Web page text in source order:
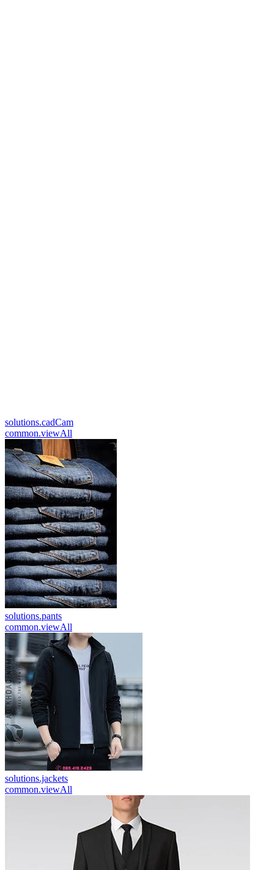
solutions.cadCam
common.viewAll
solutions.pants
common.viewAll
solutions.jackets
common.viewAll